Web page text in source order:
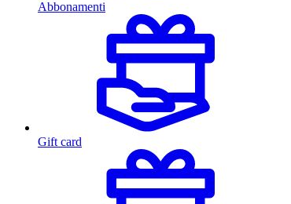
Abbonamenti
Gift card